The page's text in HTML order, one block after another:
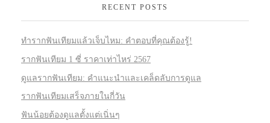
RECENT POSTS
ทำรากฟันเทียมแล้วเจ็บไหม: คำตอบที่คุณต้องรู้!
รากฟันเทียม 1 ซี่ ราคาเท่าไหร่ 2567
ดูแลรากฟันเทียม: คำแนะนำและเคล็ดลับการดูแล
รากฟันเทียมเสร็จภายในกี่วัน
ฟันน้อยต้องดูแลตั้งแต่เนิ่นๆ